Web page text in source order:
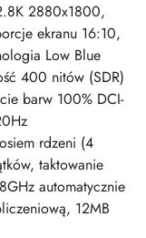
2880x1800,
ekranu 16:10,
Low Blue
400 nitów (SDR)
barw 100% DCI-
rdzeni (4
taktowanie
automatycznie
12MB